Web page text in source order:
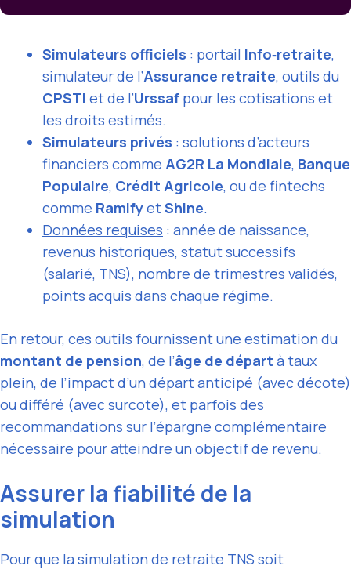
Simulateurs officiels : portail Info‑retraite,
simulateur de l’Assurance retraite, outils du
CPSTI et de l’Urssaf pour les cotisations et
les droits estimés.
Simulateurs privés : solutions d’acteurs
financiers comme AG2R La Mondiale, Banque
Populaire, Crédit Agricole, ou de fintechs
comme RamifyetShine.
Données requises : année de naissance,
revenus historiques, statut successifs
(salarié, TNS), nombre de trimestres validés,
points acquis dans chaque régime.
En retour, ces outils fournissent une estimation du
montant de pension, de l’âge de départ à taux
plein, de l’impact d’un départ anticipé (avec décote)
ou différé (avec surcote), et parfois des
recommandations sur l’épargne complémentaire
nécessaire pour atteindre un objectif de revenu.
Assurer la fiabilité de la
simulation
Pour que la simulation de retraite TNS soit